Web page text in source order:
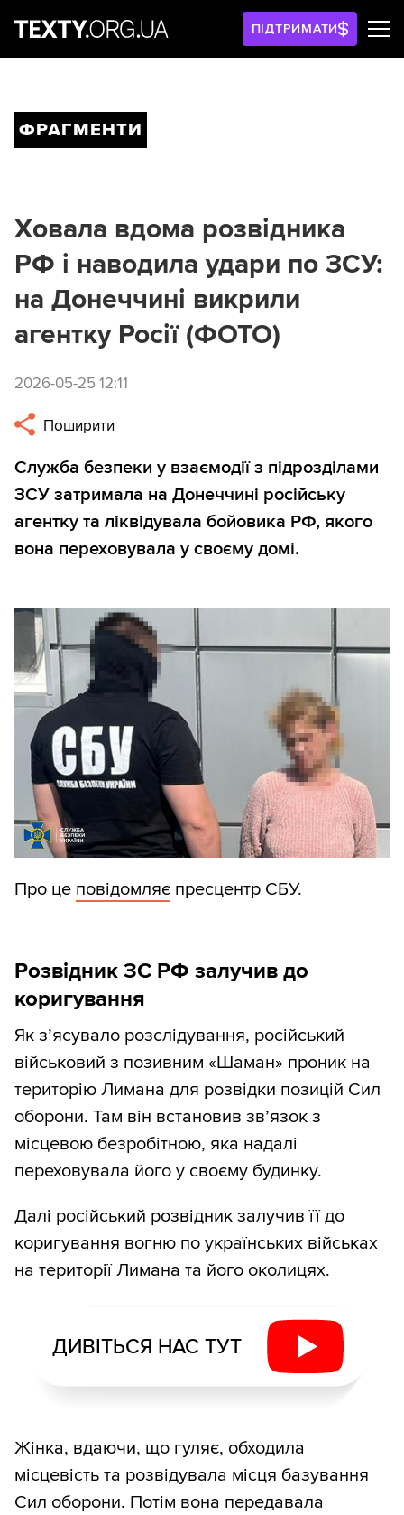
ПІДТРИМАТИ
ФРАГМЕНТИ
Ховала вдома розвідника
РФ і наводила удари по ЗСУ:
на Донеччині викрили
агентку Росії (ФОТО)
2026-05-25 12:11
Поширити
Служба безпеки у взаємодії з підрозділами
ЗСУ затримала на Донеччині російську
агентку та ліквідувала бойовика РФ, якого
вона переховувала у своєму домі.
Про це повідомляє пресцентр СБУ.
Розвідник ЗС РФ залучив до
коригування
Як з’ясувало розслідування, російський
військовий з позивним «Шаман» проник на
територію Лимана для розвідки позицій Сил
оборони. Там він встановив зв’язок з
місцевою безробітною, яка надалі
переховувала його у своєму будинку.
Далі російський розвідник залучив її до
коригування вогню по українських військах
на території Лимана та його околицях.
ДИВІТЬСЯ НАС ТУТ
Жінка, вдаючи, що гуляє, обходила
місцевість та розвідувала місця базування
Сил оборони. Потім вона передавала